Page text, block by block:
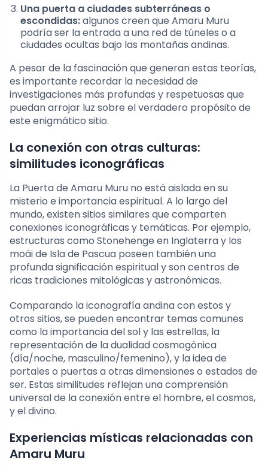
Una puerta a ciudades subterráneas o
escondidas:algunos creen que Amaru Muru
podría ser la entrada a una red de túneles o a
ciudades ocultas bajo las montañas andinas.
A pesar de la fascinación que generan estas teorías,
es importante recordar la necesidad de
investigaciones más profundas y respetuosas que
puedan arrojar luz sobre el verdadero propósito de
este enigmático sitio.
La conexión con otras culturas:
similitudes iconográficas
La Puerta de Amaru Muru no está aislada en su
misterio e importancia espiritual. A lo largo del
mundo, existen sitios similares que comparten
conexiones iconográficas y temáticas. Por ejemplo,
estructuras como Stonehenge en Inglaterra y los
moái de Isla de Pascua poseen también una
profunda significación espiritual y son centros de
ricas tradiciones mitológicas y astronómicas.
Comparando la iconografía andina con estos y
otros sitios, se pueden encontrar temas comunes
como la importancia del sol y las estrellas, la
representación de la dualidad cosmogónica
(día/noche, masculino/femenino), y la idea de
portales o puertas a otras dimensiones o estados de
ser. Estas similitudes reflejan una comprensión
universal de la conexión entre el hombre, el cosmos,
y el divino.
Experiencias místicas relacionadas con
Amaru Muru